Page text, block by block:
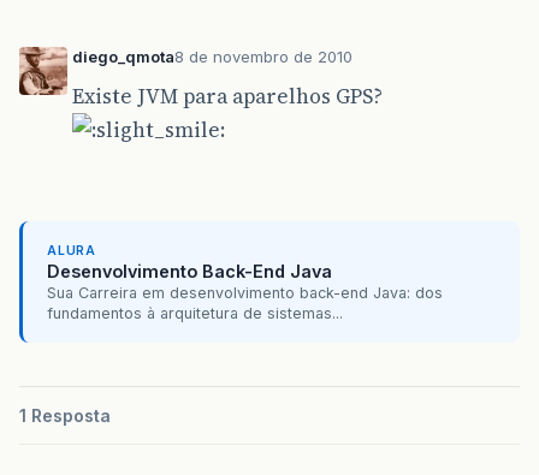
diego_qmota8 de novembro de 2010
Existe JVM para aparelhos GPS?
ALURA
Desenvolvimento Back-End Java
Sua Carreira em desenvolvimento back-end Java: dos
fundamentos à arquitetura de sistemas...
1 Resposta